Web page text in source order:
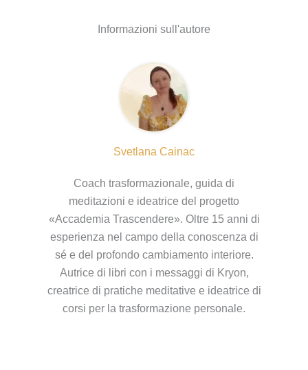
Informazioni sull'autore
Svetlana Cainac
Coach trasformazionale, guida di
meditazioni e ideatrice del progetto
«Accademia Trascendere». Oltre 15 anni di
esperienza nel campo della conoscenza di
sé e del profondo cambiamento interiore.
Autrice di libri con i messaggi di Kryon,
creatrice di pratiche meditative e ideatrice di
corsi per la trasformazione personale.